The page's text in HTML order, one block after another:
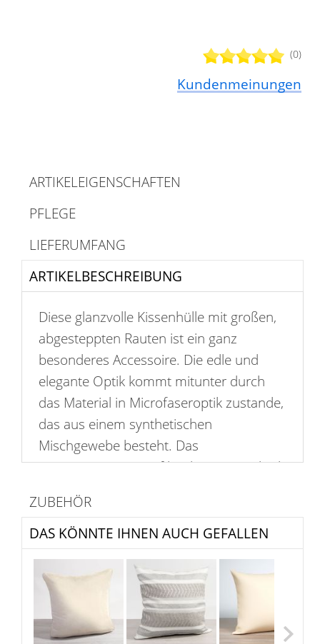
(0)
Kundenmeinungen
ARTIKELBESCHREIBUNG
ARTIKELEIGENSCHAFTEN
PFLEGE
LIEFERUMFANG
Diese glanzvolle Kissenhülle mit großen,
abgesteppten Rauten ist ein ganz
besonderes Accessoire. Die edle und
elegante Optik kommt mitunter durch
das Material in Microfaseroptik zustande,
das aus einem synthetischen
Mischgewebe besteht. Das
Rautenmuster ist auf beiden Seiten gleich
geometrischen Formen eine moderne
Note. Bitte beachten Sie, dass der Bezug
nicht waschbar ist. Passende
Kissenfüllungen sind separat im Shop
erhältlich.
In dem edel schimmernden Beige wirkt
DAS KÖNNTE IHNEN AUCH GEFALLEN
ZUBEHÖR